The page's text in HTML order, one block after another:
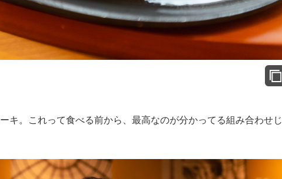
キ。これって食べる前から、最高なのが分かってる組み合わせじ